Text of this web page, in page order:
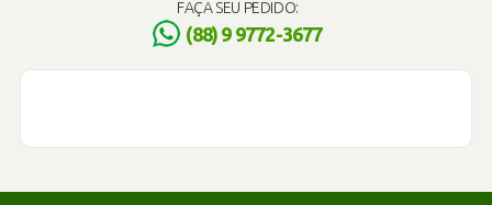
FAÇA SEU PEDIDO:
(88) 9 9772-3677